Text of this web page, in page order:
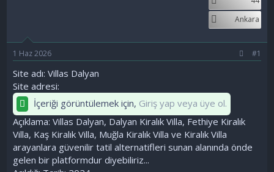
Ankara
1 Haz 2026 #1
Site adı: Villas Dalyan
Site adresi:
İçeriği görüntülemek için, Giriş yap veya üye ol.
Açıklama: Villas Dalyan, Dalyan Kiralık Villa, Fethiye Kiralık
Villa, Kaş Kiralık Villa, Muğla Kiralık Villa ve Kiralık Villa
arayanlara güvenilir tatil alternatifleri sunan alanında önde
gelen bir platformdur diyebiliriz...